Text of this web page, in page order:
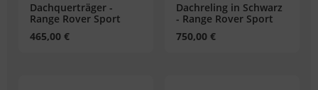
Dachquerträger -
Range Rover Sport
465,00 €
Dachreling in Schwarz
- Range Rover Sport
750,00 €